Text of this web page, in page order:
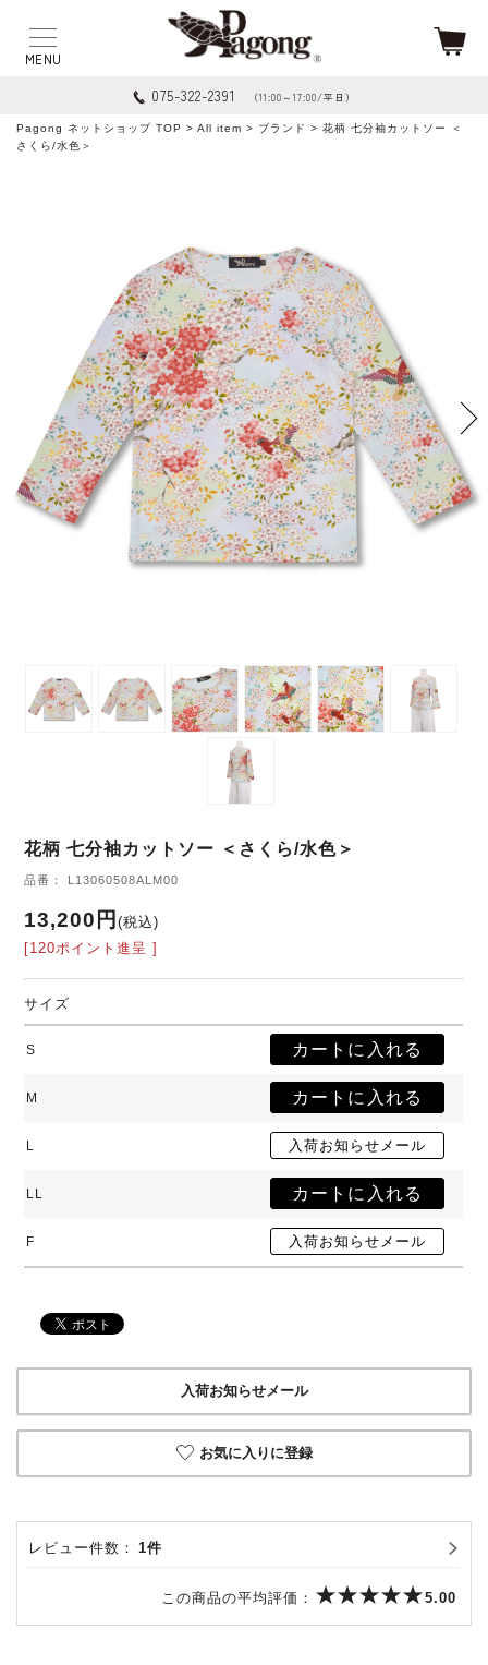
075-322-2391 （11:00～17:00/平日）
Pagong ネットショップ TOP > All item > ブランド > 花柄 七分袖カットソー ＜
さくら/水色＞
花柄 七分袖カットソー ＜さくら/水色＞
品番： L13060508ALM00
13,200円(税込)
[120ポイント進呈 ]
サイズ
S
M
L
LL
F
入荷お知らせメール
お気に入りに登録
レビュー件数： 1件
この商品の平均評価： 5.00